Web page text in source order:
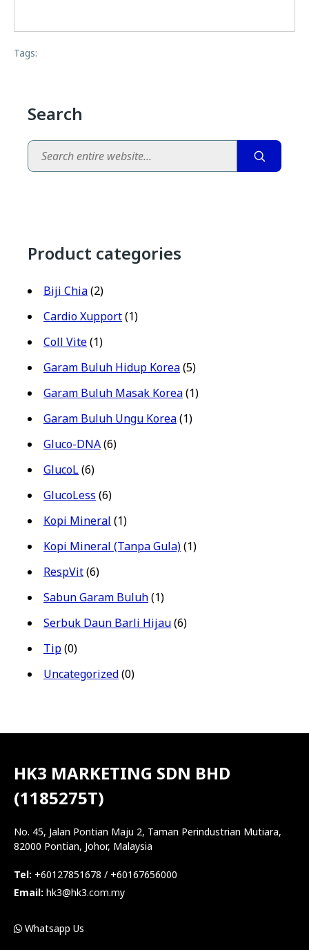
Tags:
Search
Search
Product categories
Biji Chia(2)
Cardio Xupport(1)
Coll Vite(1)
Garam Buluh Hidup Korea(5)
Garam Buluh Masak Korea(1)
Garam Buluh Ungu Korea(1)
Gluco-DNA(6)
GlucoL(6)
GlucoLess (6)
Kopi Mineral (1)
Kopi Mineral (Tanpa Gula)(1)
RespVit(6)
Sabun Garam Buluh(1)
Serbuk Daun Barli Hijau(6)
Tip(0)
Uncategorized(0)
HK3 MARKETING SDN BHD
(1185275T)
No. 45, Jalan Pontian Maju 2, Taman Perindustrian Mutiara,
82000 Pontian, Johor, Malaysia
Tel: +60127851678 / +60167656000
Email: hk3@hk3.com.my
Whatsapp Us